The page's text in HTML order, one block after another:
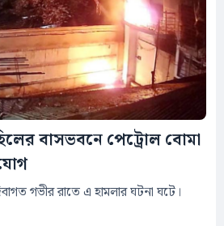
বাসভবনে পেট্রোল বোমা
গভীর রাতে এ হামলার ঘটনা ঘটে।